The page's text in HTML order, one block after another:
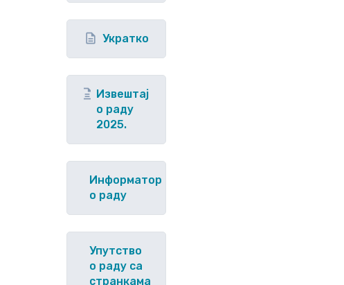
Укратко
Извештај
о раду
2025.
Информатор
о раду
Упутство
o раду са
странкама